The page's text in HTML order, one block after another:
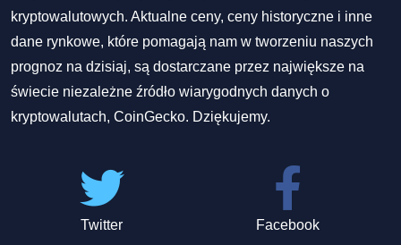
kryptowalutowych. Aktualne ceny, ceny historyczne i inne
dane rynkowe, które pomagają nam w tworzeniu naszych
prognoz na dzisiaj, są dostarczane przez największe na
świecie niezależne źródło wiarygodnych danych o
kryptowalutach, CoinGecko. Dziękujemy.
Twitter Facebook